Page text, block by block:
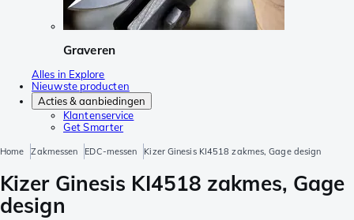
Graveren
Alles in Explore
Nieuwste producten
Acties & aanbiedingen
Klantenservice
Get Smarter
Home Zakmessen EDC-messen Kizer Ginesis KI4518 zakmes, Gage design
Kizer Ginesis KI4518 zakmes, Gage
design